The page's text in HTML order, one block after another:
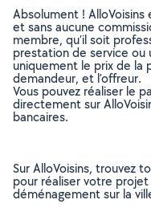
Absolument !
et sans aucune
membre, qu’il soit
prestation de service ou
uniquement le prix de la
demandeur, et l’offreur.
Vous pouvez réaliser le
directement sur
bancaires.
Sur AlloVoisins, trouvez
pour réaliser votre
déménagement sur la